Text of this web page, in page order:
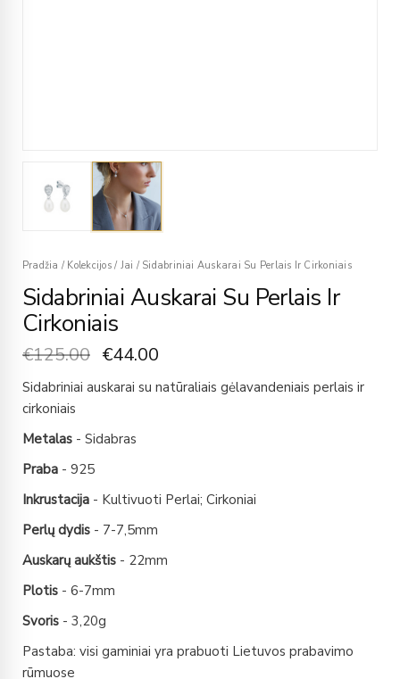
Pradžia / Kolekcijos / Jai /Sidabriniai Auskarai Su Perlais Ir Cirkoniais
Sidabriniai Auskarai Su Perlais Ir
Cirkoniais
€125.00 €44.00
Sidabriniai auskarai su natūraliais gėlavandeniais perlais ir
cirkoniais
Metalas - Sidabras
Praba - 925
Inkrustacija - Kultivuoti Perlai; Cirkoniai
Perlų dydis - 7-7,5mm
Auskarų aukštis - 22mm
Plotis - 6-7mm
Svoris - 3,20g
Pastaba: visi gaminiai yra prabuoti Lietuvos prabavimo
rūmuose